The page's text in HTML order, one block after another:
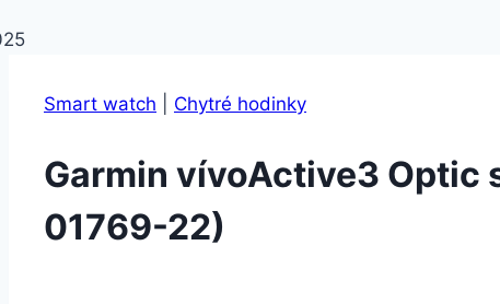
Smart watch Chytré hodinky
Garmin vívoActive3
01769-22)